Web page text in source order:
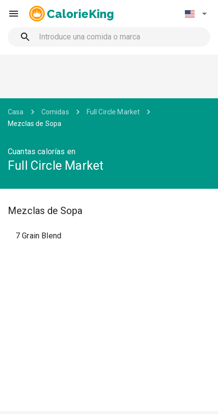
CalorieKing
Casa Comidas
Full Circle Market
Mezclas de Sopa
Cuantas calorías en
Full Circle Market
Mezclas de Sopa
7 Grain Blend